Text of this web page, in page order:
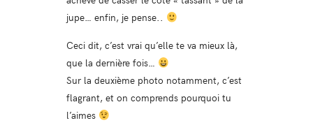
jupe… enfin, je pense..
Ceci dit, c’est vrai qu’elle te va mieux là,
que la dernière fois…
Sur la deuxième photo notamment, c’est
flagrant, et on comprends pourquoi tu
l’aimes